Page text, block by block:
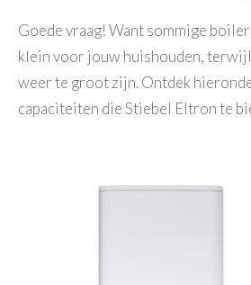
Goede vraag! Want sommige
klein voor jouw huishouden,
weer te groot zijn. Ontdek
capaciteiten die Stiebel Eltron te